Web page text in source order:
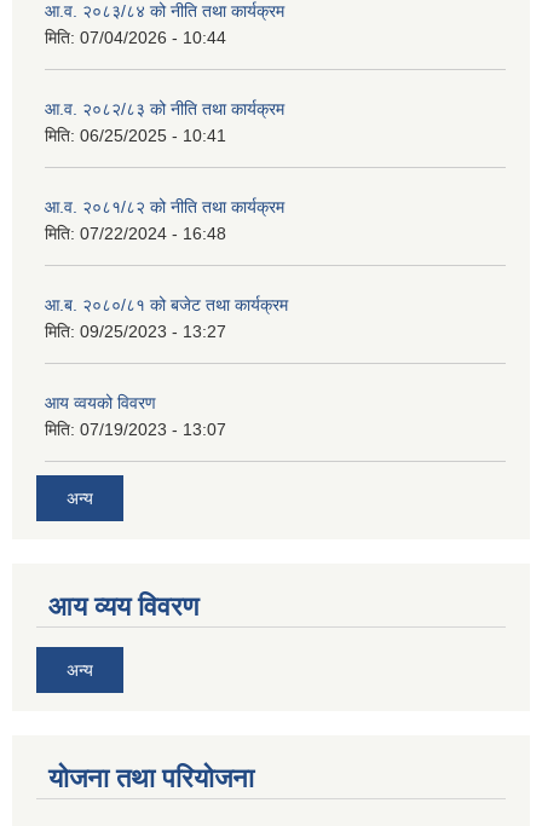
आ.व. २०८३/८४ को नीति तथा कार्यक्रम
मिति: 07/04/2026 - 10:44
आ.व. २०८२/८३ को नीति तथा कार्यक्रम
मिति: 06/25/2025 - 10:41
आ.व. २०८१/८२ को नीति तथा कार्यक्रम
मिति: 07/22/2024 - 16:48
आ.ब. २०८०/८१ को बजेट तथा कार्यक्रम
मिति: 09/25/2023 - 13:27
आय व्वयको विवरण
मिति: 07/19/2023 - 13:07
अन्य
आय व्यय विवरण
अन्य
याेजना तथा परियाेजना